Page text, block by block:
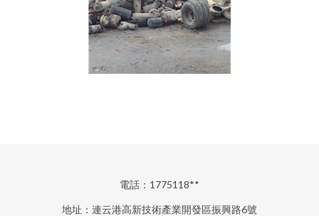
電話：1775118**
地址：連云港高新技術產業開發區振興路6號